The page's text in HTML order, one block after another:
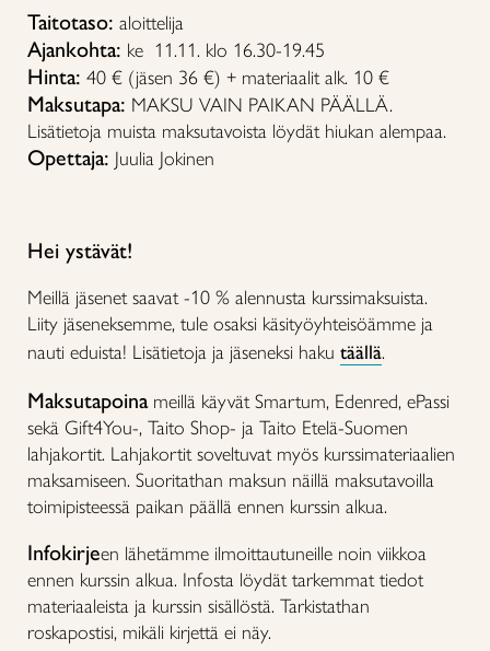
Taitotaso: aloittelija
Ajankohta: ke 11.11. klo 16.30-19.45
Hinta: 40 € (jäsen 36 €) + materiaalit alk. 10 €
Maksutapa: MAKSU VAIN PAIKAN PÄÄLLÄ.
Lisätietoja muista maksutavoista löydät hiukan alempaa.
Opettaja: Juulia Jokinen
Hei ystävät!
Meillä jäsenet saavat -10 % alennusta kurssimaksuista.
Liity jäseneksemme, tule osaksi käsityöyhteisöämme ja
nauti eduista! Lisätietoja ja jäseneksi haku täällä.
Maksutapoinameillä käyvät Smartum, Edenred, ePassi
sekä Gift4You-, Taito Shop- ja Taito Etelä-Suomen
lahjakortit. Lahjakortit soveltuvat myös kurssimateriaalien
maksamiseen. Suoritathan maksun näillä maksutavoilla
toimipisteessä paikan päällä ennen kurssin alkua.
Infokirjeen lähetämme ilmoittautuneille noin viikkoa
ennen kurssin alkua. Infosta löydät tarkemmat tiedot
materiaaleista ja kurssin sisällöstä. Tarkistathan
roskapostisi, mikäli kirjettä ei näy.